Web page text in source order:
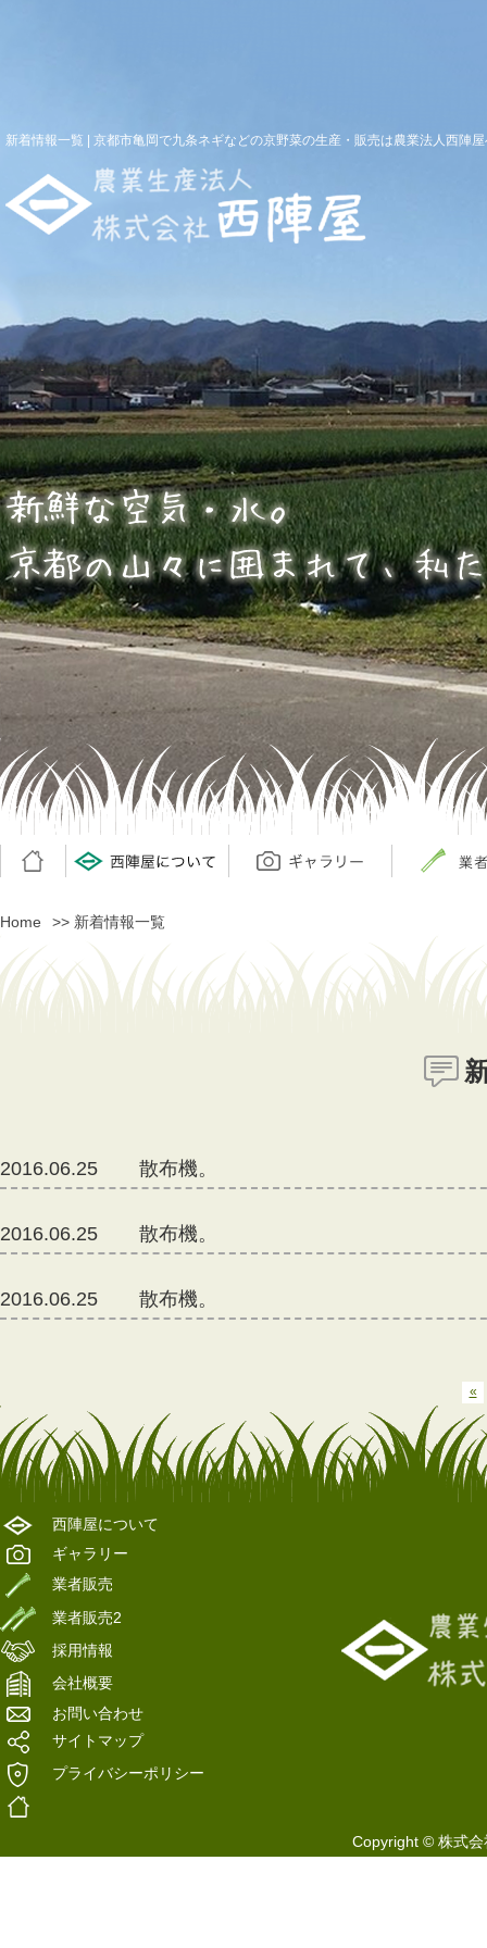
新着情報一覧 | 京都市亀岡で九条ネギなどの京野菜の生産・販売は農業法人西陣
Home >> 新着情報一覧
2016.06.25 散布機。
2016.06.25 散布機。
2016.06.25 散布機。
2016.06.22 テスト
2016.06.13 2016-06-13 20:29の記事
2016.06.13
2016.06.09
2016.05.31 ホームページがリニューアル致しまし
«
西陣屋について
ギャラリー
業者販売
業者販売2
採用情報
会社概要
お問い合わせ
サイトマップ
プライバシーポリシー
Copyright © 株式